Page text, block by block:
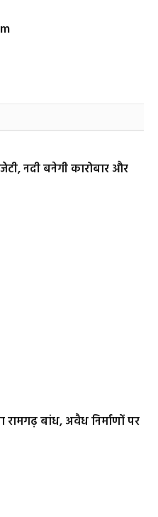
नदी बनेगी कारोबार और
रामगढ़ बांध, अवैध निर्माणों पर